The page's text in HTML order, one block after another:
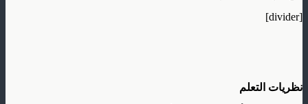
[divider]
نظريات التعلم